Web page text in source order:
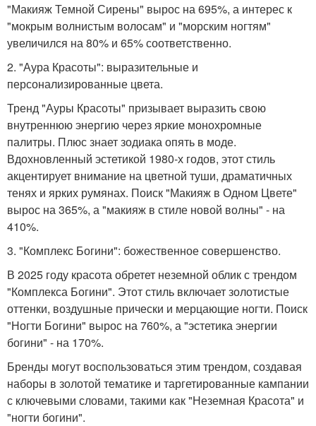
"Макияж Темной Сирены" вырос на 695%, а интерес к
"мокрым волнистым волосам" и "морским ногтям"
увеличился на 80% и 65% соответственно.
2. "Аура Красоты": выразительные и
персонализированные цвета.
Тренд "Ауры Красоты" призывает выразить свою
внутреннюю энергию через яркие монохромные
палитры. Плюс знает зодиака опять в моде.
Вдохновленный эстетикой 1980-х годов, этот стиль
акцентирует внимание на цветной туши, драматичных
тенях и ярких румянах. Поиск "Макияж в Одном Цвете"
вырос на 365%, а "макияж в стиле новой волны" - на
410%.
3. "Комплекс Богини": божественное совершенство.
В 2025 году красота обретет неземной облик с трендом
"Комплекса Богини". Этот стиль включает золотистые
оттенки, воздушные прически и мерцающие ногти. Поиск
"Ногти Богини" вырос на 760%, а "эстетика энергии
богини" - на 170%.
Бренды могут воспользоваться этим трендом, создавая
наборы в золотой тематике и таргетированные кампании
с ключевыми словами, такими как "Неземная Красота" и
"ногти богини".